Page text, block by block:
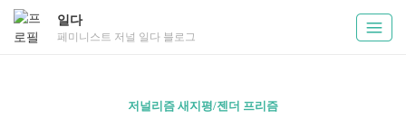
일다
페미니스트 저널 일다 블로그
저널리즘 새지평/젠더 프리즘